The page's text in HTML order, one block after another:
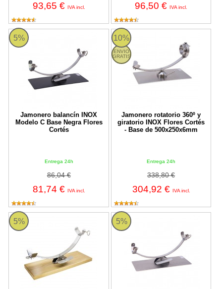
93,65 € IVA incl. 96,50 € IVA incl.
5%
Jamonero balancín INOX
Modelo C Base Negra Flores
Cortés
Entrega 24h
86,04 €
81,74 € IVA incl.
Jamonero balancín INOX Modelo C Base Negra Flores Cortés
10%
ENVIO
GRATIS
Jamonero rotatorio 360º y
giratorio INOX Flores Cortés
- Base de 500x250x6mm
Entrega 24h
338,80 €
304,92 € IVA incl.
Jamonero rotatorio 360º y
5%
Jamonero balancín INOX-Madera Flores Cortés
5%
Jamonero balancín INOX